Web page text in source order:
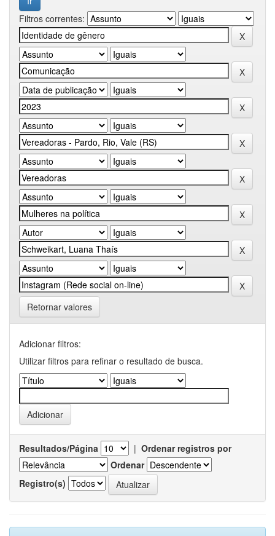
Filtros correntes:
Retornar valores
Adicionar filtros:
Utilizar filtros para refinar o resultado de busca.
Resultados/Página | Ordenar registros por
Ordenar
Registro(s)